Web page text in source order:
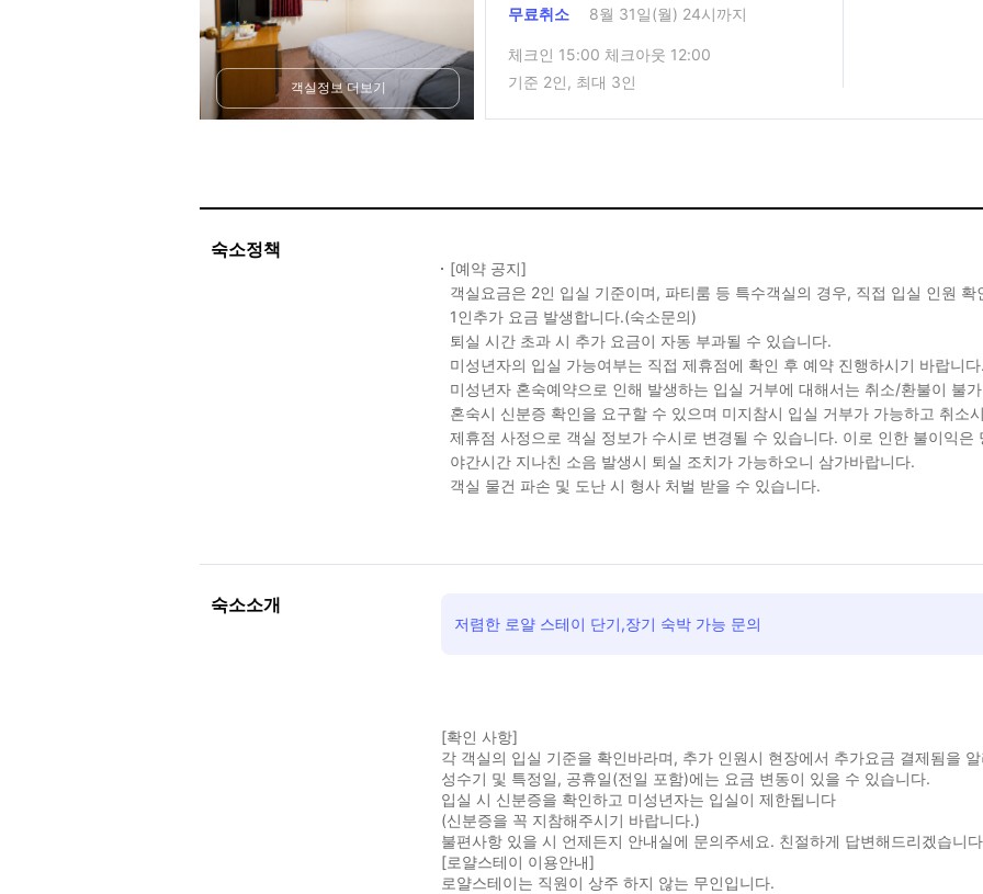
객실정보 더보기
무료취소 8월 31일(월) 24시까지
체크인 15:00 체크아웃 12:00
기준 2인, 최대 3인
숙소정책
[예약 공지]
객실요금은 2인 입실 기준이며, 파티룸 등 특수객실의 경우, 직접 입실 인원 확
1인추가 요금 발생합니다.(숙소문의)
퇴실 시간 초과 시 추가 요금이 자동 부과될 수 있습니다.
미성년자의 입실 가능여부는 직접 제휴점에 확인 후 예약 진행하시기 바랍니다.
미성년자 혼숙예약으로 인해 발생하는 입실 거부에 대해서는 취소/환불이 불
혼숙시 신분증 확인을 요구할 수 있으며 미지참시 입실 거부가 가능하고 취소
제휴점 사정으로 객실 정보가 수시로 변경될 수 있습니다. 이로 인한 불이익은
야간시간 지나친 소음 발생시 퇴실 조치가 가능하오니 삼가바랍니다.
객실 물건 파손 및 도난 시 형사 처벌 받을 수 있습니다.
숙소소개
저렴한 로얄 스테이 단기,장기 숙박 가능 문의
[확인 사항]
각 객실의 입실 기준을 확인바라며, 추가 인원시 현장에서 추가요금 결제됨을
성수기 및 특정일, 공휴일(전일 포함)에는 요금 변동이 있을 수 있습니다.
입실 시 신분증을 확인하고 미성년자는 입실이 제한됩니다
(신분증을 꼭 지참해주시기 바랍니다.)
불편사항 있을 시 언제든지 안내실에 문의주세요. 친절하게 답변해드리겠습니
[로얄스테이 이용안내]
로얄스테이는 직원이 상주 하지 않는 무인입니다.